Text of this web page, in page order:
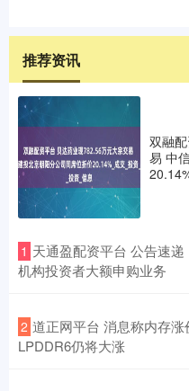
推荐资讯
双融
易 中
1 天通盈配资平台 公告速
机构投资者大额申购业务
2 道正网平台 消息称内存
LPDDR6仍将大涨